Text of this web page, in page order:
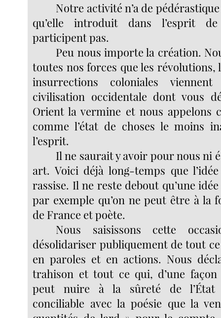
Notre activité n’a de
qu’elle introduit dans l’esprit
participent pas.
Peu nous importe la création.
toutes nos forces que les révolutions,
insurrections coloniales
civilisation occidentale dont vous
Orient la vermine et nous appelons
comme l’état de choses le moins
l’esprit.
Il ne saurait y avoir pour nous ni
art. Voici déjà long-temps que l’idée
rassise. Il ne reste debout qu’une
par exemple qu’on ne peut être à la
de France et poète.
Nous saisissons cette
désolidariser publiquement de tout
en paroles et en actions. Nous
trahison et tout ce qui, d’une façon
peut nuire à la sûreté de l’État
conciliable avec la poésie que la